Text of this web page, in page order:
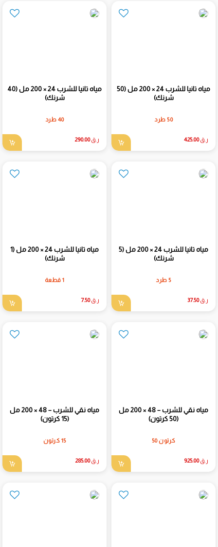
مياه تانيا للشرب 24 × 200 مل (50
شرنك)
50 طرد
ر.ق425.00
مياه تانيا للشرب 24 × 200 مل (40
شرنك)
40 طرد
ر.ق290.00
مياه تانيا للشرب 24 × 200 مل (5
شرنك)
5 طرد
ر.ق37.50
مياه تانيا للشرب 24 × 200 مل (1
شرنك)
1 قطعة
ر.ق7.50
مياه نقي للشرب – 48 × 200 مل
(50 كرتون)
كرتون 50
ر.ق925.00
مياه نقي للشرب – 48 × 200 مل
(15 كرتون)
15 كرتون
ر.ق285.00